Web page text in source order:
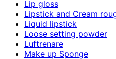
Lip gloss
Lipstick and Cream
Liquid lipstick
Loose setting powder
Luftrenare
Make up Sponge